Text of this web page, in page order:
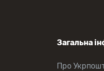
Загальна
Про